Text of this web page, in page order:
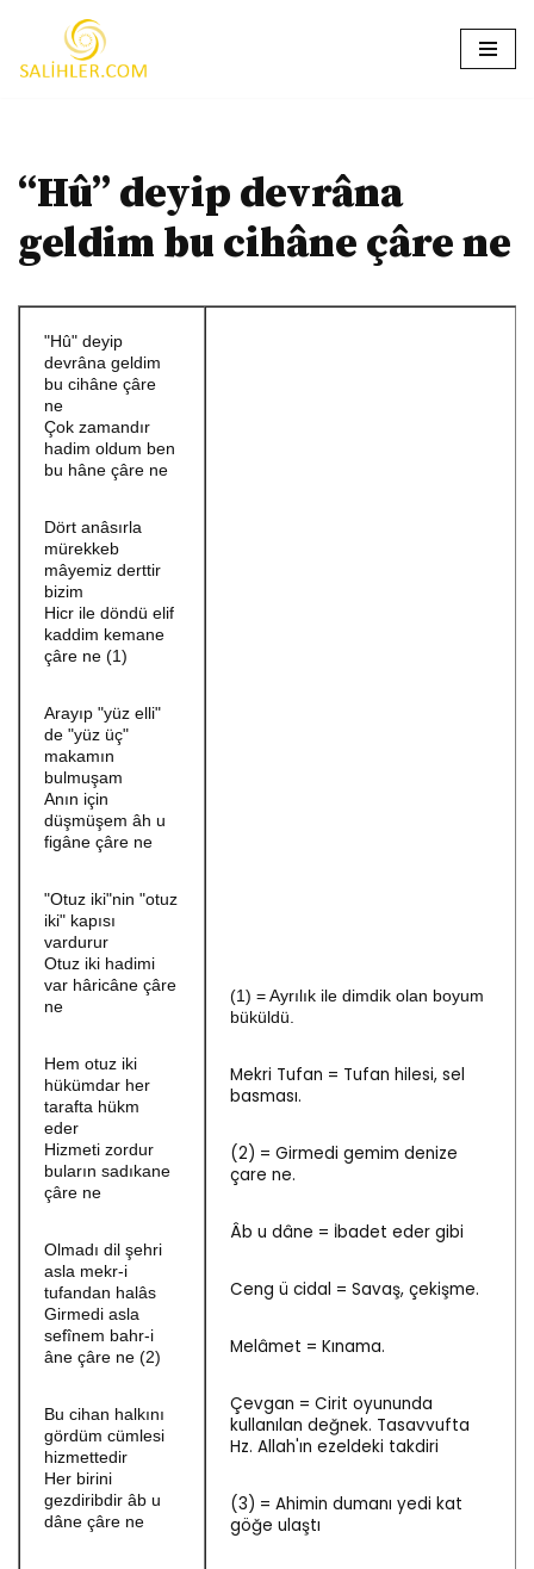
İçeriğe
“Hû” deyip devrâna
geldim bu cihâne çâre ne
"Hû" deyip
devrâna geldim
bu cihâne çâre
ne
Çok zamandır
hadim oldum ben
bu hâne çâre ne
Dört anâsırla
mürekkeb
mâyemiz derttir
bizim
Hicr ile döndü elif
kaddim kemane
çâre ne (1)
Arayıp "yüz elli"
de "yüz üç"
makamın
bulmuşam
Anın için
düşmüşem âh u
figâne çâre ne
"Otuz iki"nin "otuz
iki" kapısı
vardurur
Otuz iki hadimi
var hâricâne çâre
ne
Hem otuz iki
hükümdar her
tarafta hükm
eder
Hizmeti zordur
buların sadıkane
çâre ne
Olmadı dil şehri
asla mekr-i
tufandan halâs
Girmedi asla
sefînem bahr-i
âne çâre ne (2)
Bu cihan halkını
gördüm cümlesi
hizmettedir
Her birini
gezdiribdir âb u
dâne çâre ne
(1) = Ayrılık ile dimdik olan boyum
büküldü.
Mekri Tufan = Tufan hilesi, sel
basması.
(2) = Girmedi gemim denize
çare ne.
Âb u dâne = İbadet eder gibi
Ceng ü cidal = Savaş, çekişme.
Melâmet = Kınama.
Çevgan = Cirit oyununda
kullanılan değnek. Tasavvufta
Hz. Allah'ın ezeldeki takdiri
(3) = Ahimin dumanı yedi kat
göğe ulaştı